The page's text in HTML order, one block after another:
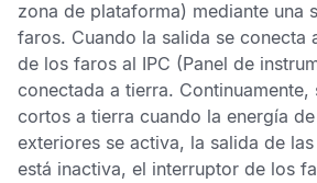
zona de plataforma) mediante una
faros. Cuando la salida se conecta
de los faros al IPC (Panel de
conectada a tierra.
cortos a tierra cuando la energía
exteriores se activa, la salida de
está inactiva, el interruptor de los